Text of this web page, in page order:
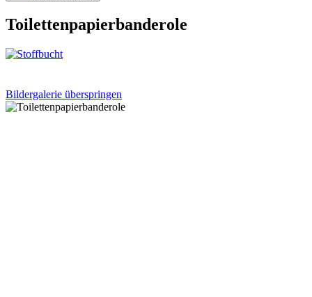
Toilettenpapierbanderole
Bildergalerie überspringen